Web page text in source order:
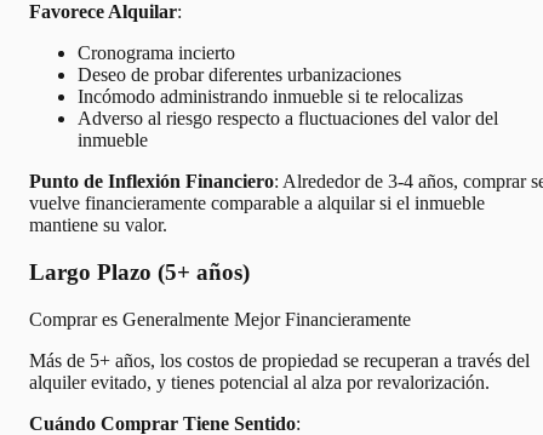
Favorece Alquilar:
Cronograma incierto
Deseo de probar diferentes urbanizaciones
Incómodo administrando inmueble si te relocalizas
Adverso al riesgo respecto a fluctuaciones del valor del
inmueble
Punto de Inflexión Financiero: Alrededor de 3-4 años, comprar
vuelve financieramente comparable a alquilar si el inmueble
mantiene su valor.
Largo Plazo (5+ años)
Comprar es Generalmente Mejor Financieramente
Más de 5+ años, los costos de propiedad se recuperan a través del
alquiler evitado, y tienes potencial al alza por revalorización.
Cuándo Comprar Tiene Sentido: